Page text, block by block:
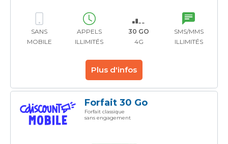
SANS
MOBILE
APPELS
ILLIMITÉS
30 GO
4G
SMS/MMS
ILLIMITÉS
Plus d'infos
Forfait 30 Go
Forfait classique
sans engagement